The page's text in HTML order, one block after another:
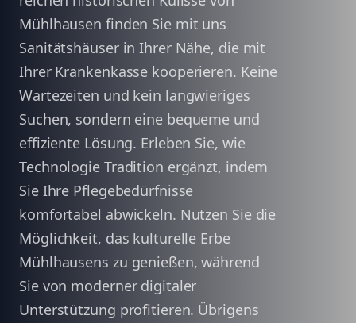
Mühlhausen finden Sie mit uns
Sanitätshäuser in Ihrer Nähe, die mit
Ihrer Krankenkasse kooperieren. Keine
Wartezeiten und kein langwieriges
Suchen, sondern eine bequeme und
effiziente Lösung. Erleben Sie, wie
Technologie Tradition ergänzt, indem
Sie Ihre Pflegebedürfnisse
komfortabel abwickeln. Nutzen Sie die
Möglichkeit, das kulturelle Erbe
Mühlhausens zu genießen, während
Sie von moderner digitaler
Unterstützung profitieren. Übrigens